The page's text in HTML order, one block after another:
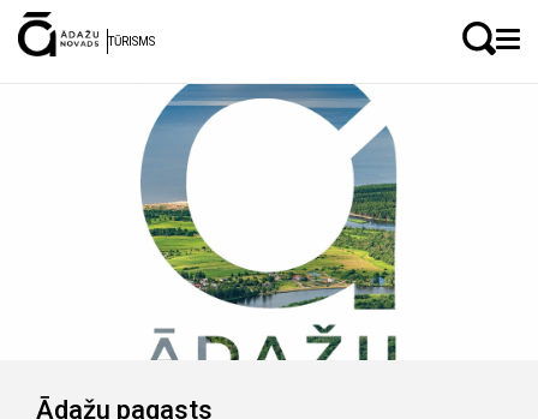
TŪRISMS
LV EN
Ādažu pagasts